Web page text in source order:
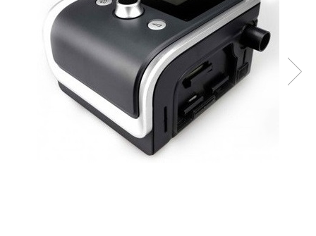
Masti Discontinued (Nu se mai
Perna CPAP
Blocare/ Fixare barbie
Preventie iritatia pielii
Huse dispozitive
Alimentatoare si baterii CPAP
Stocare si generare raport CPAP